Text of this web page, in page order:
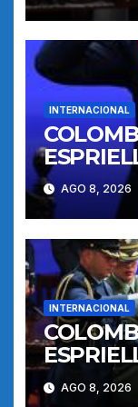
INTERNACIONAL
AGO 8, 2026
INTERNACIONAL
AGO 8, 2026